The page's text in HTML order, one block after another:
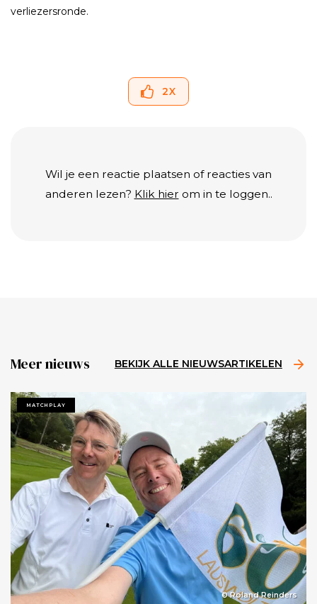
verliezersronde.
2X
Wil je een reactie plaatsen of reacties van
anderen lezen? Klik hier om in te loggen..
Meer nieuws BEKIJK ALLE NIEUWSARTIKELEN
MATCHPLAY
© Roland Reinders